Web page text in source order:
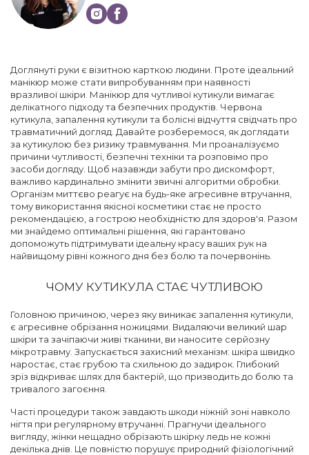
Доглянуті руки є візитною карткою людини. Проте ідеальний
манікюр може стати випробуванням при наявності
вразливої шкіри. Манікюр для чутливої кутикули вимагає
делікатного підходу та безпечних продуктів. Червона
кутикула, запалення кутикули та болісні відчуття свідчать про
травматичний догляд. Давайте розберемося, як доглядати
за кутикулою без ризику травмування. Ми проаналізуємо
причини чутливості, безпечні техніки та розповімо про
засоби догляду. Щоб назавжди забути про дискомфорт,
важливо кардинально змінити звичні алгоритми обробки.
Організм миттєво реагує на будь-яке агресивне втручання,
тому використання якісної косметики стає не просто
рекомендацією, а гострою необхідністю для здоров'я. Разом
ми знайдемо оптимальні рішення, які гарантовано
допоможуть підтримувати ідеальну красу ваших рук на
найвищому рівні кожного дня без болю та почервонінь.
ЧОМУ КУТИКУЛА СТАЄ ЧУТЛИВОЮ
Головною причиною, через яку виникає запалення кутикули,
є агресивне обрізання ножицями. Видаляючи великий шар
шкіри та зачіпаючи живі тканини, ви наносите серйозну
мікротравму. Запускається захисний механізм: шкіра швидко
наростає, стає грубою та схильною до задирок. Глибокий
зріз відкриває шлях для бактерій, що призводить до болю та
тривалого загоєння.
Часті процедури також завдають шкоди ніжній зоні навколо
нігтя при регулярному втручанні. Прагнучи ідеального
вигляду, жінки нещадно обрізають шкірку ледь не кожні
декілька днів. Це повністю порушує природний фізіологічний